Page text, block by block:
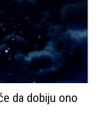
da dobiju ono